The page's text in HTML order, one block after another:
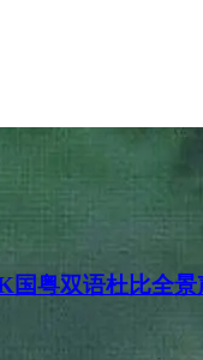
粤双语杜比全